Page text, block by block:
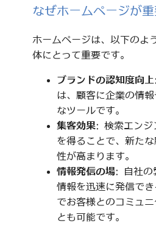
なぜホームページが
ホームページは、以下のよ
体にとって重要です。
ブランドの認知度向上
は、顧客に企業の情
なツールです。
集客効果: 検索エンジ
を得ることで、新た
性が高まります。
情報発信の場: 自社の
情報を迅速に発信で
でお客様とのコミュ
とも可能です。